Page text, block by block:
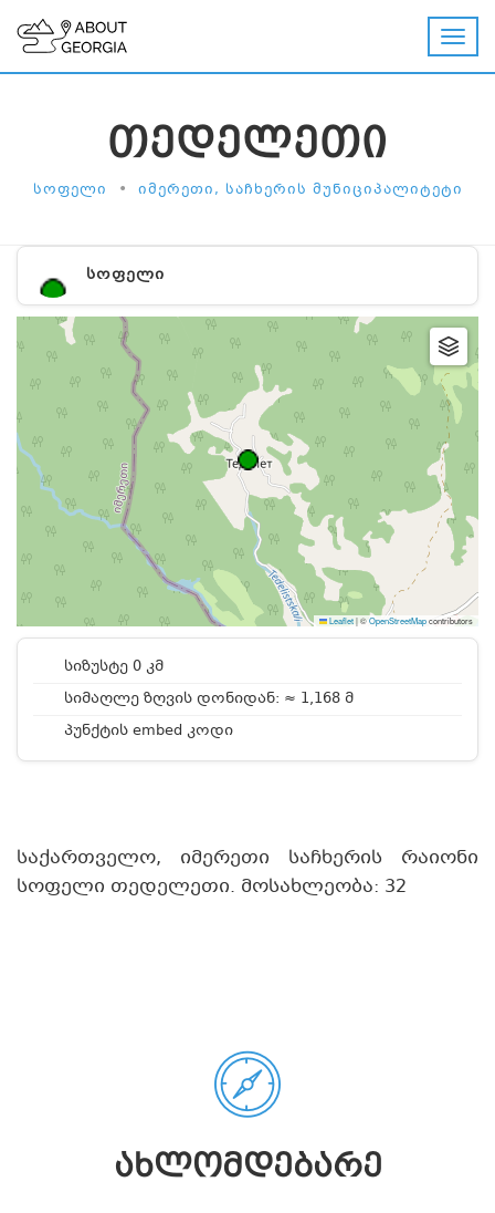
ᲗᲔᲓᲔᲚᲔᲗᲘ
ᲡᲝᲤᲔᲚᲘ • ᲘᲛᲔᲠᲔᲗᲘ, ᲡᲐᲩᲮᲔᲠᲘᲡ ᲛᲣᲜᲘᲪᲘᲞᲐᲚᲘᲢᲔᲢᲘ
ᲡᲝᲤᲔᲚᲘ
Leaflet|©OpenStreetMapcontributors
სიზუსტე 0 კმ
სიმაღლე ზღვის დონიდან: ≈ 1,168 მ
პუნქტის embed კოდი
საქართველო, იმერეთი საჩხერის რაიონი
სოფელი თედელეთი. მოსახლეობა: 32
ᲐᲮᲚᲝᲛᲓᲔᲑᲐᲠᲔ